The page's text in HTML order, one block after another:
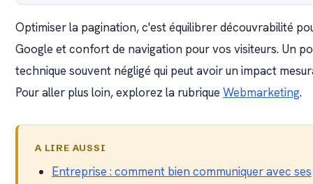
Optimiser la pagination, c'est équilibrer découvrabilité
Google et confort de navigation pour vos visiteurs. Un
technique souvent négligé qui peut avoir un impact
Pour aller plus loin, explorez la rubrique Webmarketing.
A LIRE AUSSI
Entreprise : comment bien communiquer avec ses